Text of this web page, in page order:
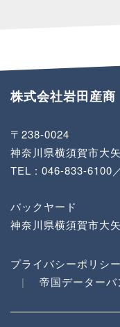
株式会社岩田産商
〒238-0024
神奈川県横須賀市大
TEL : 046-833-6100
バックヤード
神奈川県横須賀市大
プライバシーポリシー
帝国データーバ